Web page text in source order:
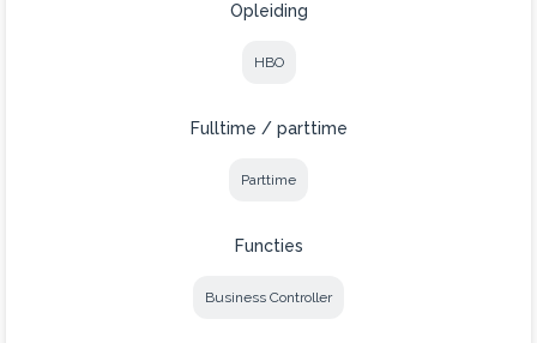
Opleiding
HBO
Fulltime / parttime
Parttime
Functies
Business Controller